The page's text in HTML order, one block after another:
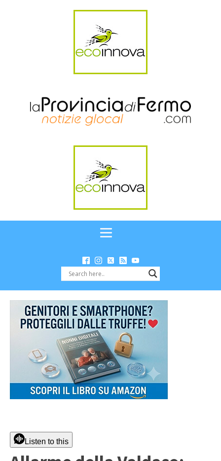
Listen to this